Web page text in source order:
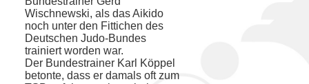
Wischnewski, als das Aikido
noch unter den Fittichen des
Deutschen Judo-Bundes
trainiert worden war.
Der Bundestrainer Karl Köppel
betonte, dass er damals oft zum